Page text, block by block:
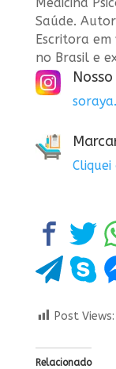
Saúde.
Escritora
no Brasil e
Post Views:
Relacionado